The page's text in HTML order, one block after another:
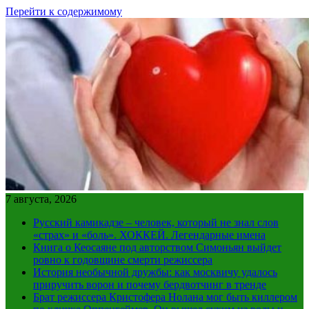
Перейти к содержимому
7 августа, 2026
Русский камикадзе – человек, который не знал слов
«страх» и «боль». ХОККЕЙ. Легендарные имена
Книга о Кеосаяне под авторством Симоньян выйдет
ровно к годовщине смерти режиссера
История необычной дружбы: как москвичу удалось
приручить ворон и почему бердвотчинг в тренде
Брат режиссера Кристофера Нолана мог быть киллером